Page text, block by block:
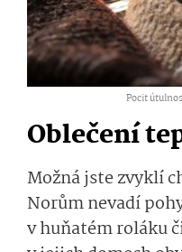
Pocit
Oblečení
Možná jste zvyklí
Norům nevadí
v huňatém roláku